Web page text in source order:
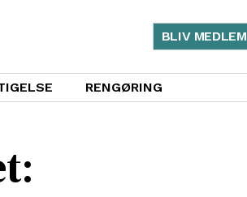
BLIV MEDLEM
RENGØRING